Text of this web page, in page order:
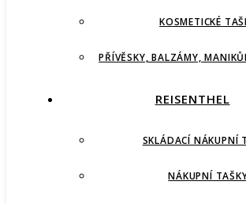
KOSMETICKÉ
PŘÍVĚSKY, BALZÁMY,
REISENTHEL
SKLÁDACÍ NÁKUPNÍ
NÁKUPNÍ